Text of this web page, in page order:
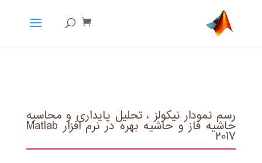
رسم نمودار نیکولز ، تحلیل پایداری و محاسبه
حاشیه فاز و حاشیه بهره در نرم افزار Matlab
2017